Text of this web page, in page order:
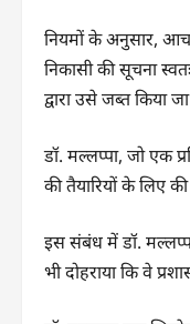
नियमों के अनुसार,
निकासी की सूचना
द्वारा उसे जब्त किया
डॉ. मल्लप्पा, जो एक
की तैयारियों के लिए
इस संबंध में डॉ.
भी दोहराया कि वे